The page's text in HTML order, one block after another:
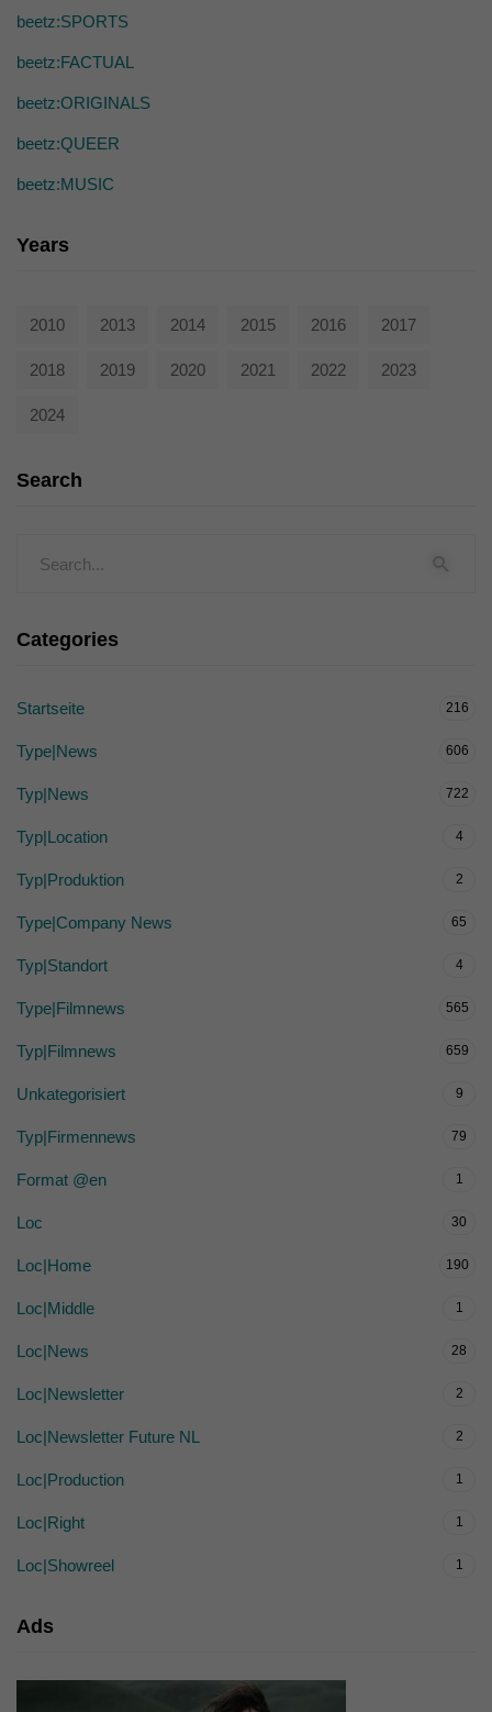
beetz:SPORTS
beetz:FACTUAL
beetz:ORIGINALS
beetz:QUEER
beetz:MUSIC
Years
2010 2013 2014 2015 2016 2017
2018 2019 2020 2021 2022 2023
2024
Search
Categories
Startseite 216
Type|News 606
Typ|News 722
Typ|Location 4
Typ|Produktion 2
Type|Company News 65
Typ|Standort 4
Type|Filmnews 565
Typ|Filmnews 659
Unkategorisiert 9
Typ|Firmennews 79
Format @en 1
Loc 30
Loc|Home 190
Loc|Middle 1
Loc|News 28
Loc|Newsletter 2
Loc|Newsletter Future NL 2
Loc|Production 1
Loc|Right 1
Loc|Showreel 1
Ads
standardmäßig blockiert. Wenn Cookies von externen Medien akzeptiert
werden, bedarf der Zugriff auf diese Inhalte keiner manuellen Einwilligung